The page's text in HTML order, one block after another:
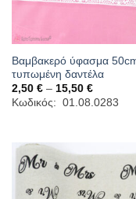
Βαμβακερό ύφασμα
τυπωμένη δαντέλα
2,50 € – 15,50 €Price
range:
2,50 €
Κωδικός: 01.08.0283